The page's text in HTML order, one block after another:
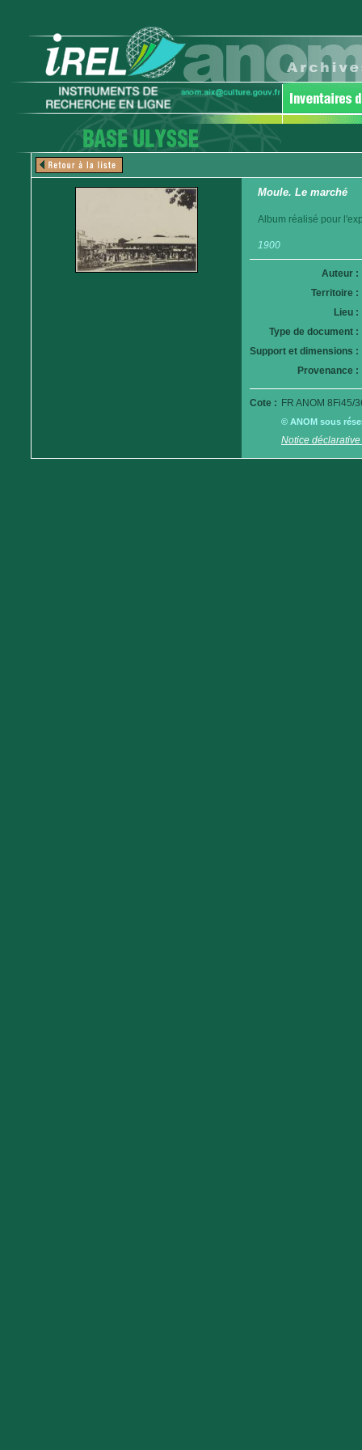
Moule. Le marché
Album réalisé pour
1900
Auteur :
Territoire :
Lieu :
Type de document :
Support et dimensions :
Provenance :
Cote : FR ANOM 8Fi45/
© ANOM sous
Notice